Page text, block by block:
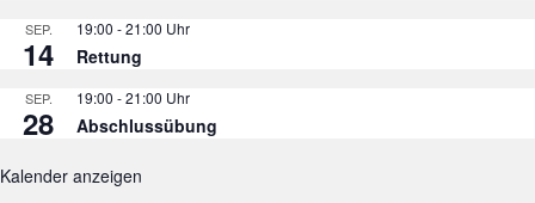
SEP.
14
19:00 -21:00
Rettung
SEP.
28
19:00 -21:00
Abschlussübung
Kalender anzeigen